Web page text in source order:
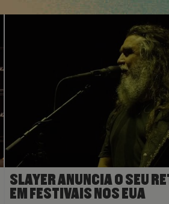
SLAYER ANUNCIA O SEU
EM FESTIVAIS NOS EUA